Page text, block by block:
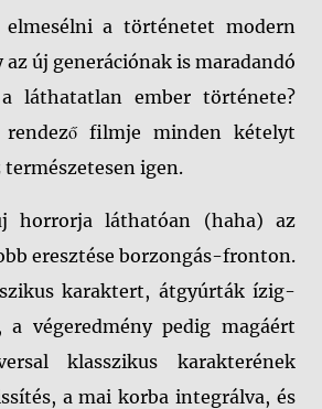
elmesélni a történetet modern
új generációnak is maradandó
láthatatlan ember története?
rendező filmje minden kételyt
természetesen igen.
horrorja láthatóan (haha) az
eresztése borzongás-fronton.
karaktert, átgyúrták ízig-
a végeredmény pedig magáért
klasszikus karakterének
a mai korba integrálva, és